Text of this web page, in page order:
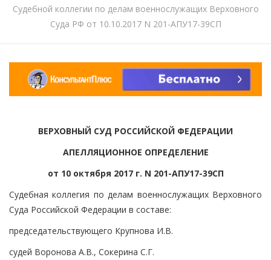
Судебной коллегии по делам военнослужащих Верховного
Суда РФ от 10.10.2017 N 201-АПУ17-39СП
ВЕРХОВНЫЙ СУД РОССИЙСКОЙ ФЕДЕРАЦИИ
АПЕЛЛЯЦИОННОЕ ОПРЕДЕЛЕНИЕ
от 10 октября 2017 г. N 201-АПУ17-39СП
Судебная коллегия по делам военнослужащих Верховного
Суда Российской Федерации в составе:
председательствующего Крупнова И.В.
судей Воронова А.В., Сокерина С.Г.